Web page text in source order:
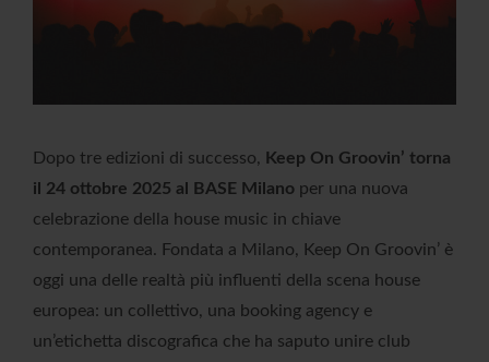
Dopo tre edizioni di successo, Keep On Groovin’ torna
il 24 ottobre 2025 al BASE Milano per una nuova
celebrazione della house music in chiave
contemporanea. Fondata a Milano, Keep On Groovin’ è
oggi una delle realtà più influenti della scena house
europea: un collettivo, una booking agency e
un’etichetta discografica che ha saputo unire club